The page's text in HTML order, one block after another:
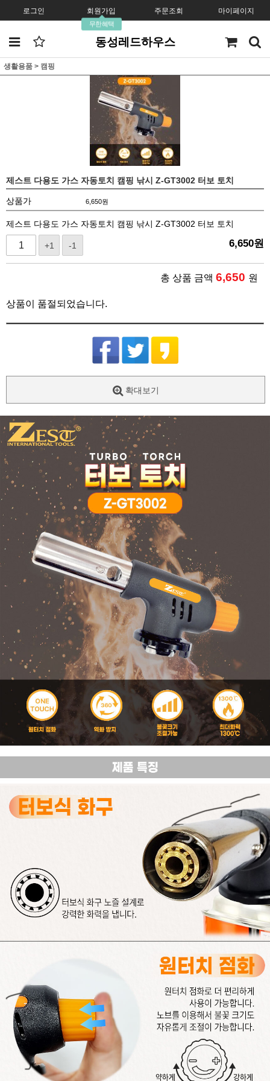
로그인 회원가입
무한혜택
주문조회 마이페이지
동성레드하우스
생활용품 > 캠핑
제스트 다용도 가스 자동토치 캠핑 낚시 Z-GT3002 터보 토치
상품가 6,650원
제스트 다용도 가스 자동토치 캠핑 낚시 Z-GT3002 터보 토치
+1 -1 6,650원
총 상품 금액 6,650 원
상품이 품절되었습니다.
확대보기